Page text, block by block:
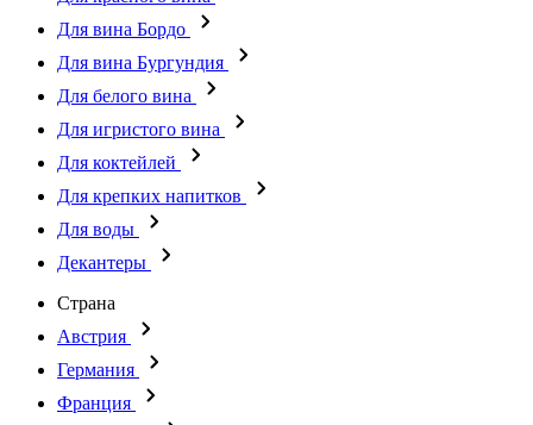
Для вина Бордо
Для вина Бургундия
Для белого вина
Для игристого вина
Для коктейлей
Для крепких напитков
Для воды
Декантеры
Страна
Австрия
Германия
Франция